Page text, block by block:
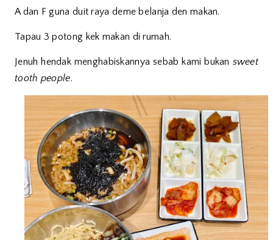
A dan F guna duit raya deme belanja den makan.
Tapau 3 potong kek makan di rumah.
Jenuh hendak menghabiskannya sebab kami bukan sweet
tooth people.